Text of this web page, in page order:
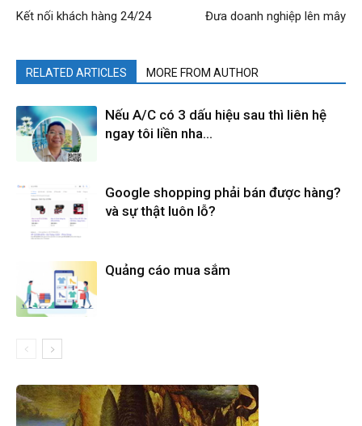
Kết nối khách hàng 24/24 Đưa doanh nghiệp lên mây
RELATED ARTICLES MORE FROM AUTHOR
Nếu A/C có 3 dấu hiệu sau thì liên hệ
ngay tôi liền nha…
Google shopping phải bán được hàng?
và sự thật luôn lỗ?
Quảng cáo mua sắm